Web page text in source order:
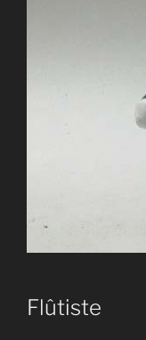
Flûtiste